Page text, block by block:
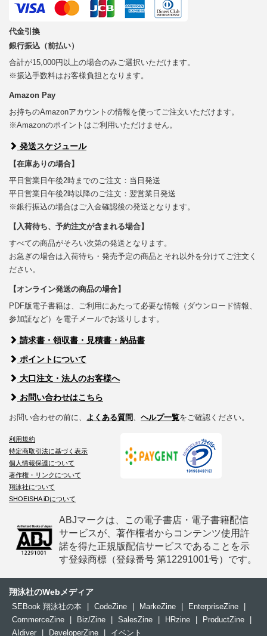
代金引換
銀行振込（前払い）
合計が15,000円以上の場合のみご選択いただけます。
※振込手数料はお客様負担となります。
Amazon Pay
お持ちのAmazonアカウントの情報を使ってご注文いただけます。
※Amazonのポイントはご利用いただけません。
発送スケジュール
【在庫ありの場合】
平日営業日午後2時までのご注文：当日発送
平日営業日午後2時以降のご注文：翌営業日発送
※銀行振込の場合はご入金確認後の発送となります。
【入荷待ち、予約注文が含まれる場合】
すべての商品がそろい次第の発送となります。
お急ぎの場合は入荷待ち・発売予定の商品とそれ以外を分けてご注文く
ださい。
【オンライン発送の商品の場合】
PDF版電子書籍は、ご利用にあたって必要な情報（ダウンロード情報、
参加証など）を電子メールでお送りします。
請求書・領収書・見積書・納品書
ポイントについて
大口注文・法人のお客様へ
お問い合わせはこちら
お問い合わせの前に、 よくある質問、 ヘルプ一覧をご確認ください。
利用規約
特定商取引法に基づく表示
個人情報保護について
著作権・リンクについて
翔泳社について
SHOEISHA iDについて
ABJマークは、この電子書店・電子書籍配信
サービスが、著作権者からコンテンツ使用許
諾を得た正規版配信サービスであることを示
す登録商標（登録番号 第12291001号）です。
翔泳社のWebメディア
SEBook 翔泳社の本 CodeZine MarkeZine EnterpriseZine
CommerceZine
Biz/Zine SalesZine HRzine ProductZine
AIdiver
DeveloperZine イベント